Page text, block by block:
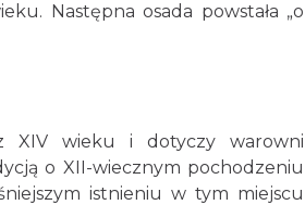
Następna osada powstała „o
XIV wieku i dotyczy warowni
o XII-wiecznym pochodzeniu
istnieniu w tym miejscu